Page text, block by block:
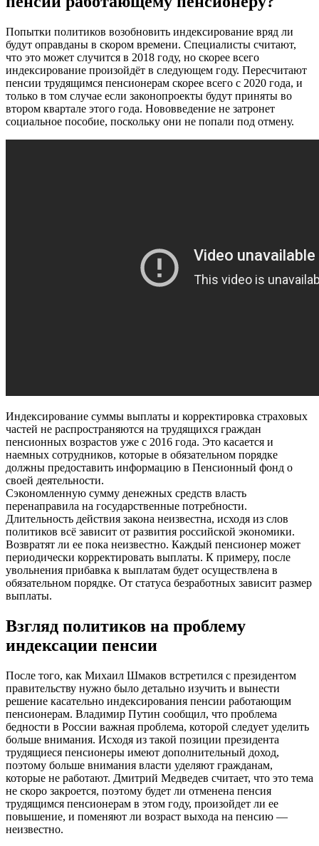
Попытки политиков возобновить индексирование вряд ли
будут оправданы в скором времени. Специалисты считают,
что это может случится в 2018 году, но скорее всего
индексирование произойдёт в следующем году. Пересчитают
пенсии трудящимся пенсионерам скорее всего с 2020 года, и
только в том случае если законопроекты будут приняты во
втором квартале этого года. Нововведение не затронет
социальное пособие, поскольку они не попали под отмену.
Индексирование суммы выплаты и корректировка страховых
частей не распространяются на трудящихся граждан
пенсионных возрастов уже с 2016 года. Это касается и
наемных сотрудников, которые в обязательном порядке
должны предоставить информацию в Пенсионный фонд о
своей деятельности.
Сэкономленную сумму денежных средств власть
перенаправила на государственные потребности.
Длительность действия закона неизвестна, исходя из слов
политиков всё зависит от развития российской экономики.
Возвратят ли ее пока неизвестно. Каждый пенсионер может
периодически корректировать выплаты. К примеру, после
увольнения прибавка к выплатам будет осуществлена в
обязательном порядке. От статуса безработных зависит размер
выплаты.
Взгляд политиков на проблему
индексации пенсии
После того, как Михаил Шмаков встретился с президентом
правительству нужно было детально изучить и вынести
решение касательно индексирования пенсии работающим
пенсионерам. Владимир Путин сообщил, что проблема
бедности в России важная проблема, которой следует уделить
больше внимания. Исходя из такой позиции президента
трудящиеся пенсионеры имеют дополнительный доход,
поэтому больше внимания власти уделяют гражданам,
которые не работают. Дмитрий Медведев считает, что это тема
не скоро закроется, поэтому будет ли отменена пенсия
трудящимся пенсионерам в этом году, произойдет ли ее
повышение, и поменяют ли возраст выхода на пенсию —
неизвестно.